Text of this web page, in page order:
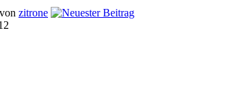
von zitrone